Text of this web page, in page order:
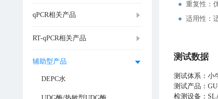
qPCR相关产品
RT-qPCR相关产品
辅助型产品
DEPC水
重复性：
适用性：
测试数据
测试体系：小
测试产品：
检测设备：